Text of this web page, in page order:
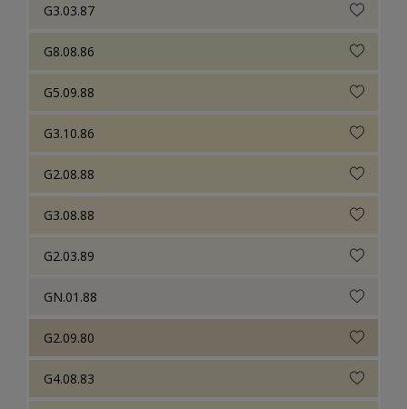
G3.03.87
G8.08.86
G5.09.88
G3.10.86
G2.08.88
G3.08.88
G2.03.89
GN.01.88
G2.09.80
G4.08.83